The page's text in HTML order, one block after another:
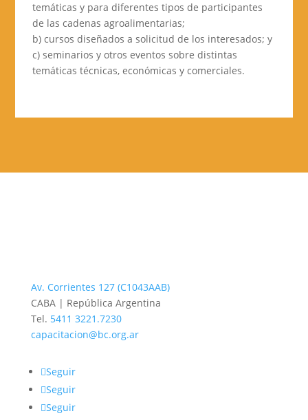
temáticas y para diferentes tipos de participantes
de las cadenas agroalimentarias;
b) cursos diseñados a solicitud de los interesados; y
c) seminarios y otros eventos sobre distintas
temáticas técnicas, económicas y comerciales.
Av. Corrientes 127 (C1043AAB)
CABA | República Argentina
Tel. 5411 3221.7230
capacitacion@bc.org.ar
Seguir
Seguir
Seguir